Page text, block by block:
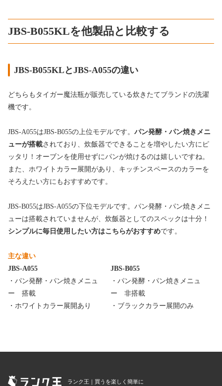
JBS-B055KLを他製品と比較する
JBS-B055KLとJBS-A055の違い
どちらもタイガー魔法瓶が販売している炊きたてブランドの洗濯
機です。
JBS-A055はJBS-B055の上位モデルです。 パン発酵・パン焼きメニ
ューが搭載されており、炊飯器でできることを増やしたい方にピ
ッタリ！オーブンを使用せずにパンが焼けるのは嬉しいですね。
また、ホワイトカラー展開があり、キッチンスペースのカラーを
そろえたい方にもおすすめです。
JBS-B055はJBS-A055の下位モデルです。パン発酵・パン焼きメニ
ューは搭載されていませんが、炊飯器としてのスペックは十分！
シンプルに毎日使用したい方はこちらがおすすめです。
主な違い
JBS-A055
JBS-B055
・パン発酵・パン焼きメニュ
ー 搭載
・ホワイトカラー展開あり
・パン発酵・パン焼きメニュ
ー 非搭載
・ブラックカラー展開のみ
ランク王｜買うを楽しく簡単に